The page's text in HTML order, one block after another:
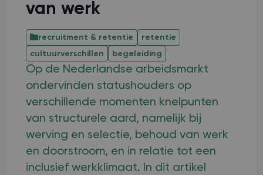
van werk
recruitment & retentie
retentie
cultuurverschillen
begeleiding
Op de Nederlandse arbeidsmarkt
ondervinden statushouders op
verschillende momenten knelpunten
van structurele aard, namelijk bij
werving en selectie, behoud van werk
en doorstroom, en in relatie tot een
inclusief werkklimaat. In dit artikel